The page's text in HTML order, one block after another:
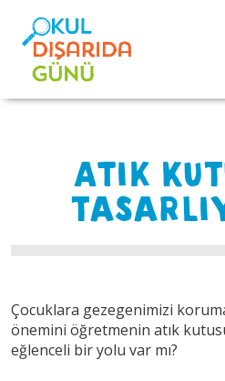
ATIK
Çocuklara gezegenimizi
önemini öğretmenin atık
eğlenceli bir yolu var mı?